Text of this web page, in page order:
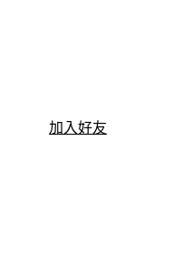
加入好友